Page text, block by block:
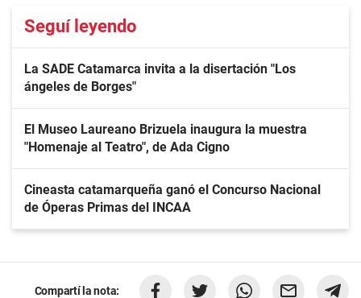
Seguí leyendo
La SADE Catamarca invita a la disertación "Los
ángeles de Borges"
El Museo Laureano Brizuela inaugura la muestra
"Homenaje al Teatro", de Ada Cigno
Cineasta catamarqueña ganó el Concurso Nacional
de Óperas Primas del INCAA
Compartí la nota: